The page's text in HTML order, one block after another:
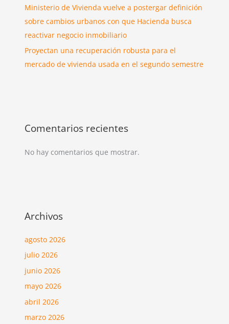
Ministerio de Vivienda vuelve a postergar definición
sobre cambios urbanos con que Hacienda busca
reactivar negocio inmobiliario
Proyectan una recuperación robusta para el
mercado de vivienda usada en el segundo semestre
Comentarios recientes
No hay comentarios que mostrar.
Archivos
agosto 2026
julio 2026
junio 2026
mayo 2026
abril 2026
marzo 2026